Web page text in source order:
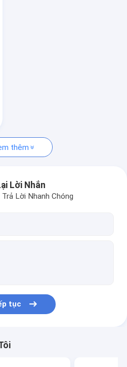
thêm
Lời Nhắn
Lời Nhanh Chóng
tục